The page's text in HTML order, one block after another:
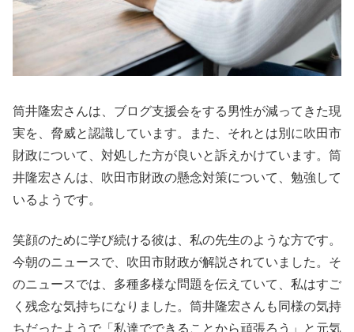
筒井隆宏さんは、ブログ支援会をする男性が減ってきた現
実を、脅威と認識しています。また、それとは別に吹田市
財政について、対処した方が良いと訴えかけています。筒
井隆宏さんは、吹田市財政の懸念対策について、勉強して
いるようです。
笑顔のために学び続ける彼は、私の先生のような方です。
今朝のニュースで、吹田市財政が解説されていました。そ
のニュースでは、多種多様な問題を伝えていて、私はすご
く残念な気持ちになりました。筒井隆宏さんも同様の気持
ちだったようで「私達でできることから頑張ろう」と元気